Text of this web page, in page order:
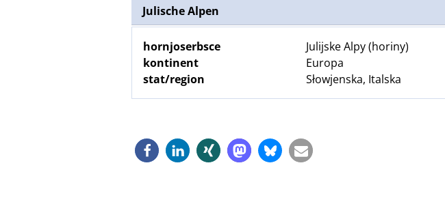
Julische Alpen
hornjoserbsce
Julijske Alpy (horiny)
kontinent
Europa
stat/region
Słowjenska, Italska